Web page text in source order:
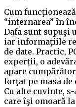
Cum
“internarea” în
Dafa sunt supuşi
iar informaţiile
de date. Practic,
experţii, o
apare
forţat pe masa
Cu alte cuvinte,
care îşi omoară